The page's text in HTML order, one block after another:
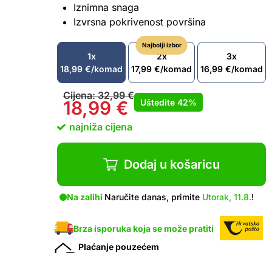
Iznimna snaga
Izvrsna pokrivenost površina
1x
18,99 €/komad
Najbolji izbor
2x
17,99 €/komad
3x
16,99 €/komad
Cijena:32,99€
18,99 € Uštedite 42%
najniža cijena
Dodaj u košaricu
Na zalihi Naručite danas, primite Utorak, 11.8.!
Brza isporuka koja se može pratiti
Plaćanje pouzećem